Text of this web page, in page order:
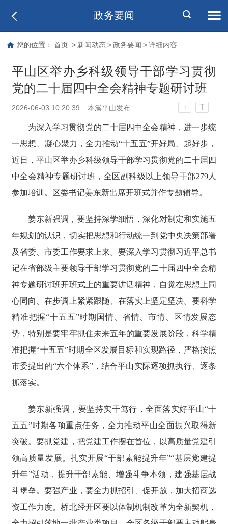
政务要闻
您的位置： 首页 > 新闻动态 > 政务要闻 > 详细内容
平山区举办乡科级领导干部学习贯彻
党的二十届四中全会精神专题研讨班
2026-06-03 10:20:39 本溪平山发布 T T
为深入学习贯彻党的二十届四中全会精神，进一步统
一思想、凝心聚力，全力推动“十五五”开好局、起好步，
近日，平山区举办乡科级领导干部学习贯彻党的二十届四
中全会精神专题研讨班，全区副科级以上领导干部279人
参加培训。区委书记姜东新出席开班式并作专题辅导。
姜东新强调，要坚持深学细悟，深化对制定和实施五
年规划的认识，切实把思想和行动统一到党中央决策部署
及省委、市委工作要求上来。要深入学习贯彻习近平总书
记在省部级主要领导干部学习贯彻党的二十届四中全会精
神专题研讨班开班式上的重要讲话精神，自觉在思想上同
心同向、在步调上紧紧跟随、在落实上坚定坚决。要科学
精准把握“十五五”时期国情、省情、市情、区情发展态
势，特别是要牢牢抓住未来五年的重要发展阶段，科学精
准把握“十五五”时期全区发展目标和实现路径，严格按照
市委提出的“六个体系”，结合平山实际逐项抓执行、逐条
抓落实。
姜东新强调，要坚持实干笃行，全面落实好平山“十
五五”时期各项重点任务，全力推动平山全面振兴取得新
突破。要抓党建，把党建工作摆在首位，以高质量党建引
领高质量发展。扎实开展“干部素能提升年”“基层党建提
升年”活动，提升干部素能、增强斗争本领，建强基层战
斗堡垒。要强产业，要全力抓招引、促开放，加大招商选
资工作力度。桥北经开区要以体制机制改革为全新契机，